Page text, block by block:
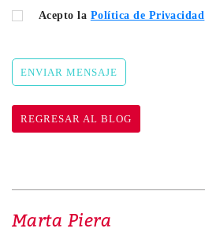
Acepto la Política de Privacidad
ENVIAR MENSAJE
REGRESAR AL BLOG
Marta Piera